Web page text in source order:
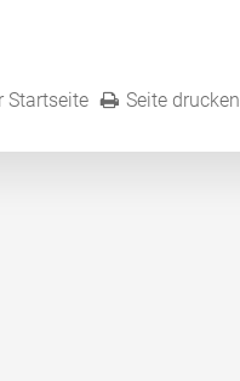
Startseite Seite drucken